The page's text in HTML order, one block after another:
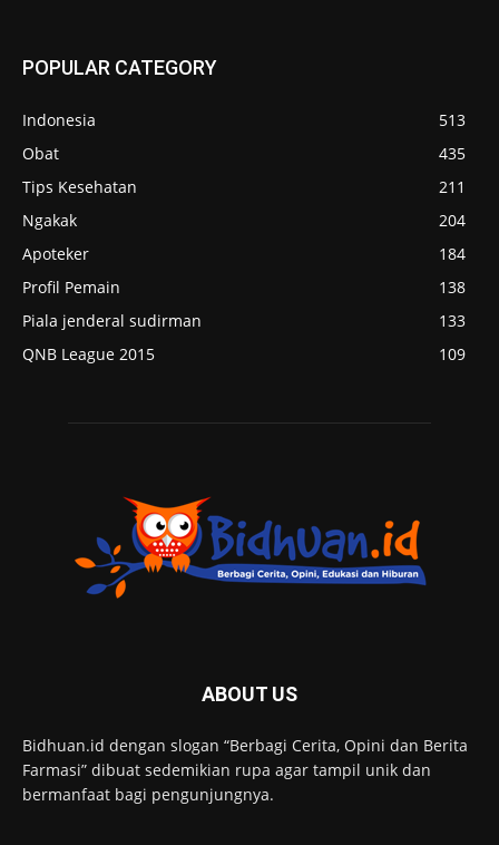
POPULAR CATEGORY
Indonesia
513
Obat
435
Tips Kesehatan
211
Ngakak
204
Apoteker
184
Profil Pemain
138
Piala jenderal sudirman
133
QNB League 2015
109
ABOUT US
Bidhuan.id dengan slogan “Berbagi Cerita, Opini dan Berita
Farmasi” dibuat sedemikian rupa agar tampil unik dan
bermanfaat bagi pengunjungnya.